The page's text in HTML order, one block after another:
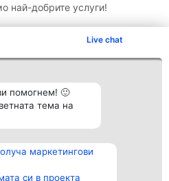
Live chat
помогнем! 🙂
тема на
маркетингови
си в проекта
най-добрите услуги!
Контакти